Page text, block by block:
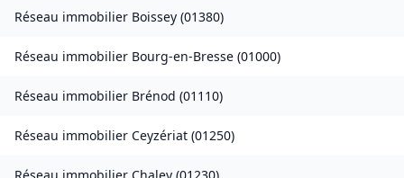
Réseau immobilier Boissey (01380)
Réseau immobilier Bourg-en-Bresse (01000)
Réseau immobilier Brénod (01110)
Réseau immobilier Ceyzériat (01250)